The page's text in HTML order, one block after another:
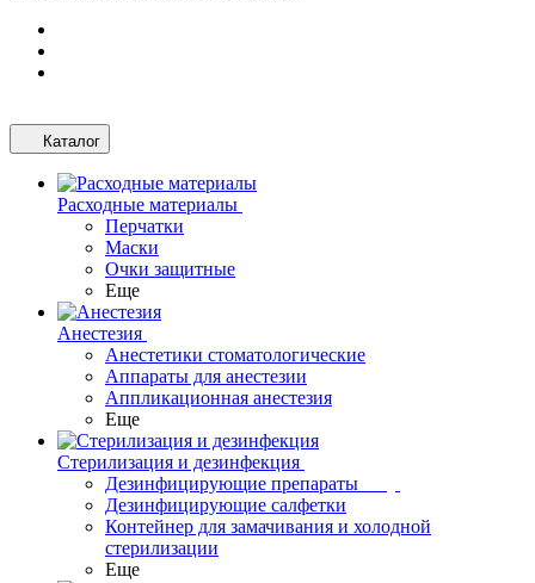
Каталог
Расходные материалы
Перчатки
Маски
Очки защитные
Еще
Анестезия
Анестетики стоматологические
Аппараты для анестезии
Аппликационная анестезия
Еще
Стерилизация и дезинфекция
Дезинфицирующие препараты
Дезинфицирующие салфетки
Контейнер для замачивания и холодной
стерилизации
Еще